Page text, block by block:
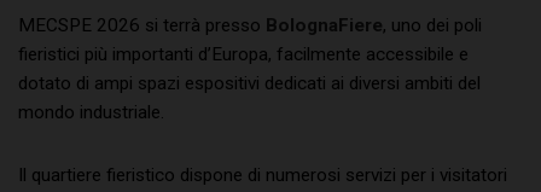
MECSPE 2026 si terrà presso BolognaFiere, uno dei poli
fieristici più importanti d’Europa, facilmente accessibile e
dotato di ampi spazi espositivi dedicati ai diversi ambiti del
mondo industriale.
Il quartiere fieristico dispone di numerosi servizi per i visitatori